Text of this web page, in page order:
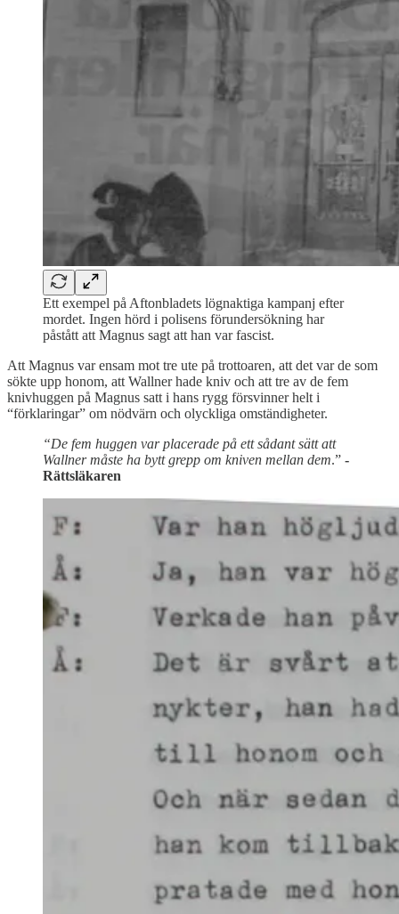
Ett exempel på Aftonbladets lögnaktiga kampanj efter
mordet. Ingen hörd i polisens förundersökning har
påstått att Magnus sagt att han var fascist.
Att Magnus var ensam mot tre ute på trottoaren, att det var de som
sökte upp honom, att Wallner hade kniv och att tre av de fem
knivhuggen på Magnus satt i hans rygg försvinner helt i
“förklaringar” om nödvärn och olyckliga omständigheter.
“De fem huggen var placerade på ett sådant sätt att
Wallner måste ha bytt grepp om kniven mellan dem.” -
Rättsläkaren